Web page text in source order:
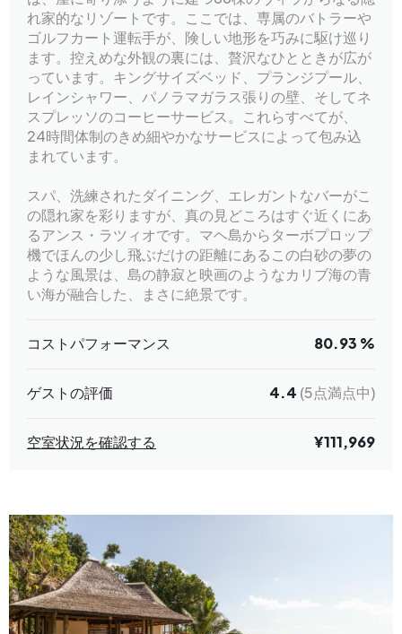
れ家的なリゾートです。ここでは、専属のバトラーや
ゴルフカート運転手が、険しい地形を巧みに駆け巡り
ます。控えめな外観の裏には、贅沢なひとときが広が
っています。キングサイズベッド、プランジプール、
レインシャワー、パノラマガラス張りの壁、そしてネ
スプレッソのコーヒーサービス。これらすべてが、
24時間体制のきめ細やかなサービスによって包み込
まれています。
スパ、洗練されたダイニング、エレガントなバーがこ
の隠れ家を彩りますが、真の見どころはすぐ近くにあ
るアンス・ラツィオです。マヘ島からターボプロップ
機でほんの少し飛ぶだけの距離にあるこの白砂の夢の
ような風景は、島の静寂と映画のようなカリブ海の青
い海が融合した、まさに絶景です。
コストパフォーマンス 80.93 %
ゲストの評価 4.4 (5点満点中)
空室状況を確認する ¥111,969